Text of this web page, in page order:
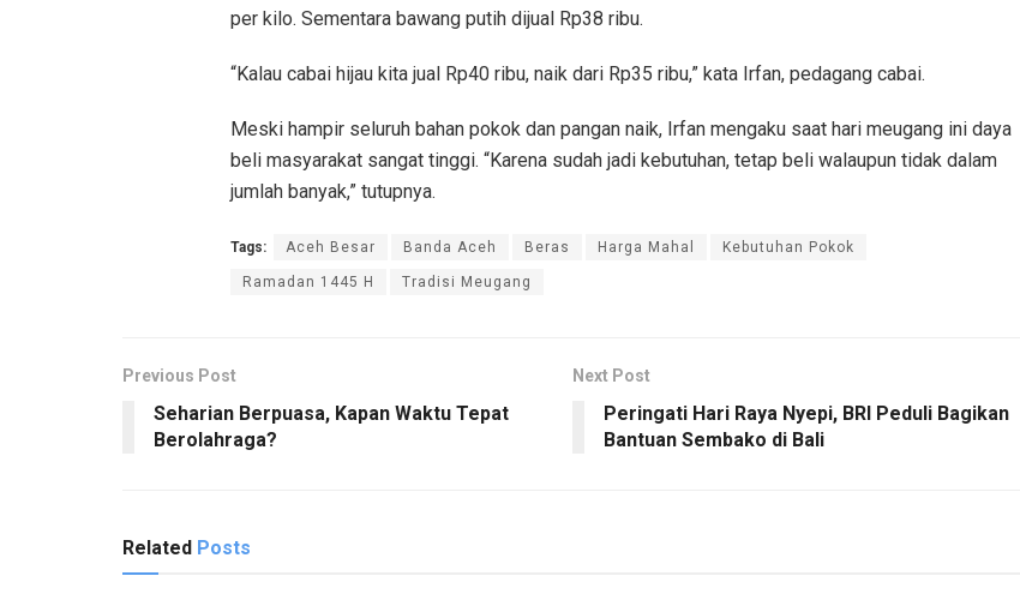
per kilo. Sementara bawang putih dijual Rp38 ribu.
“Kalau cabai hijau kita jual Rp40 ribu, naik dari Rp35 ribu,” kata Irfan, pedagang cabai.
Meski hampir seluruh bahan pokok dan pangan naik, Irfan mengaku saat hari meugang ini daya
beli masyarakat sangat tinggi. “Karena sudah jadi kebutuhan, tetap beli walaupun tidak dalam
jumlah banyak,” tutupnya.
Tags: Aceh Besar Banda Aceh Beras Harga Mahal Kebutuhan Pokok
Ramadan 1445 H Tradisi Meugang
Previous Post
Seharian Berpuasa, Kapan Waktu Tepat
Berolahraga?
Next Post
Peringati Hari Raya Nyepi, BRI Peduli Bagikan
Bantuan Sembako di Bali
Related Posts